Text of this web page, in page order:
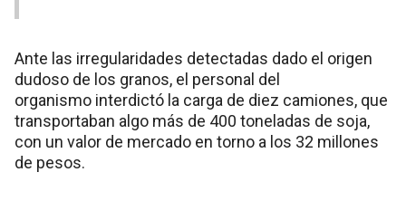
Ante las irregularidades detectadas dado el origen
dudoso de los granos, el personal del
organismo interdictó la carga de diez camiones, que
transportaban algo más de 400 toneladas de soja,
con un valor de mercado en torno a los 32 millones
de pesos.